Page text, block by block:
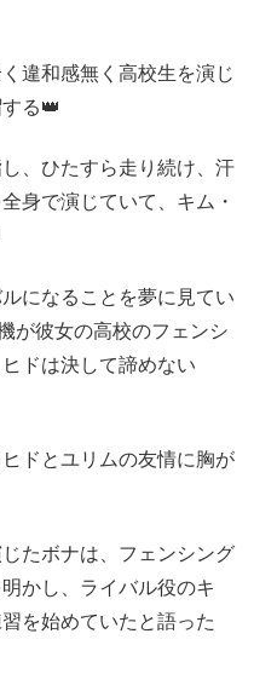
違和感無く高校生を演じ
る👑
、ひたすら走り続け、汗
身で演じていて、キム・
になることを夢に見てい
が彼女の高校のフェンシ
ドは決して諦めない
ドとユリムの友情に胸が
たボナは、フェンシング
かし、ライバル役のキ
を始めていたと語った